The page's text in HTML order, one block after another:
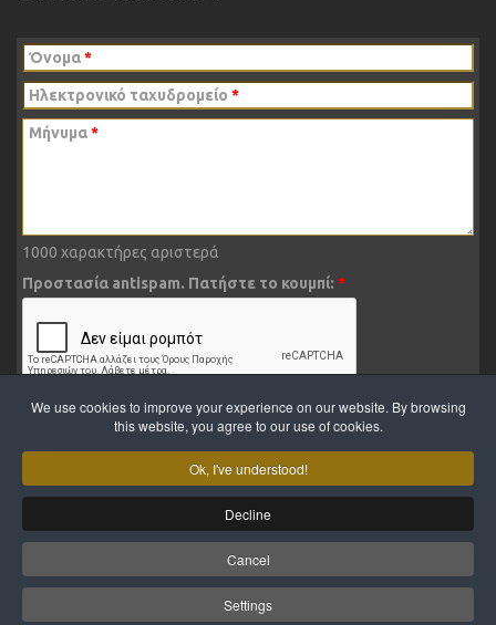
Όνομα*
Ηλεκτρονικό ταχυδρομείο *
Μήνυμα*
1000 χαρακτήρες αριστερά
Προστασία antispam. Πατήστε το κουμπί: *
ΑΠΟΣΤΟΛΗ
© Serderides Furniture
We use cookies to improve your experience on our website. By browsing
this website, you agree to our use of cookies.
Ok, I've understood!
Decline
Cancel
Settings